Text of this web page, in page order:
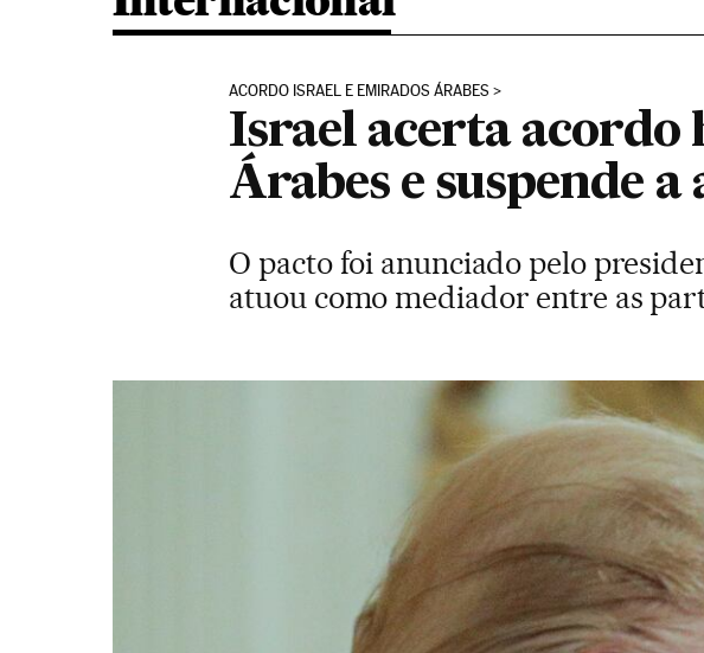
ACORDO ISRAEL E EMIRADOS ÁRABES
Israel acerta acordo
Árabes e suspende
O pacto foi anunciado pelo
atuou como mediador entre as